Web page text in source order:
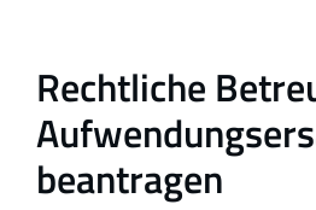
Rechtliche
beantragen